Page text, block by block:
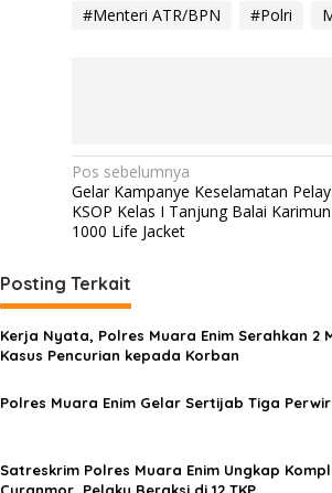
#Menteri ATR/BPN
#Polri
N
a
v
i
g
a
s
i
Pos sebelumnya
Gelar Kampanye Keselamatan
KSOP Kelas I Tanjung Balai
1000 Life Jacket
Posting Terkait
Kerja Nyata, Polres Muara Enim Serahkan 2
Kasus Pencurian kepada Korban
Polres Muara Enim Gelar Sertijab Tiga
Satreskrim Polres Muara Enim Ungkap